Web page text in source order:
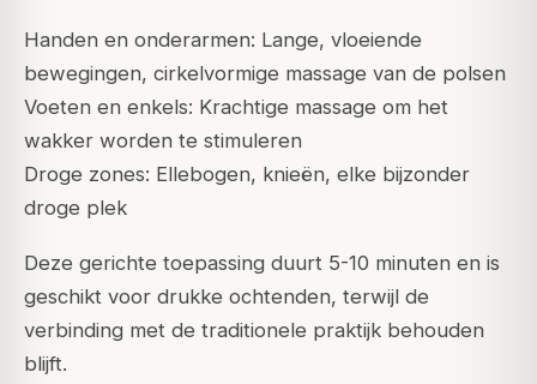
Handen en onderarmen: Lange, vloeiende
bewegingen, cirkelvormige massage van de polsen
Voeten en enkels: Krachtige massage om het
wakker worden te stimuleren
Droge zones: Ellebogen, knieën, elke bijzonder
droge plek
Deze gerichte toepassing duurt 5-10 minuten en is
geschikt voor drukke ochtenden, terwijl de
verbinding met de traditionele praktijk behouden
blijft.